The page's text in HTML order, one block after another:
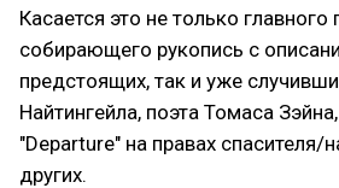
Касается это не только главного
собирающего рукопись с
предстоящих, так и уже
Найтингейла, поэта Томаса
"Departure" на правах спасителя/
других.